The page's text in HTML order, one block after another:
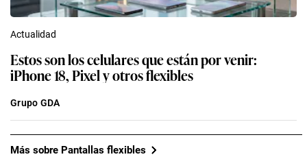
Actualidad
Estos son los celulares que están por venir:
iPhone 18, Pixel y otros flexibles
Grupo GDA
Más sobre Pantallas flexibles